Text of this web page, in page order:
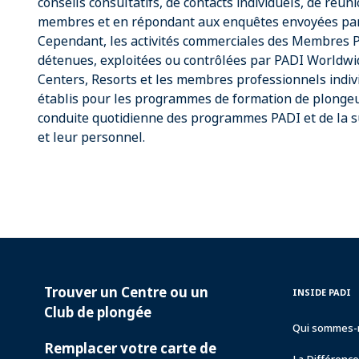
membres et en répondant aux enquêtes envoyées
Cependant, les activités commerciales des Membres
détenues, exploitées ou contrôlées par PADI
Centers, Resorts et les membres professionnels
établis pour les programmes de formation de
conduite quotidienne des programmes PADI et de la
et leur personnel.
PADI
SERVICES
Trouver un Centre ou un
Club de plongée
Remplacer votre carte de
INSIDE
INSIDE PADI
Qui